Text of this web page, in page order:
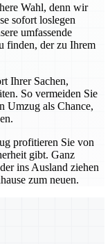
Wahl, denn wir
sofort loslegen
umfassende
finden, der zu Ihrem
Ihrer Sachen,
So vermeiden Sie
Umzug als Chance,
profitieren Sie von
gibt. Ganz
ins Ausland ziehen
zum neuen.